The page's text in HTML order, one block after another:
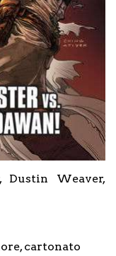
Dustin Weaver,
cartonato